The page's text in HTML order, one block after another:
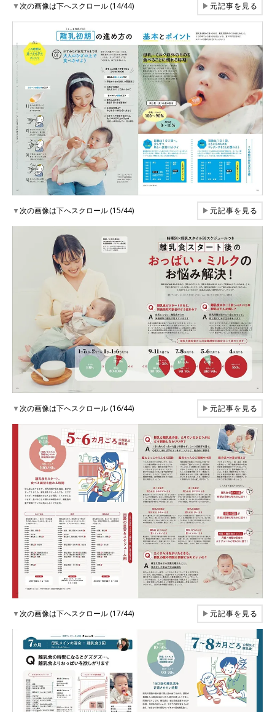
▼次の画像は下へスクロール (14/44) ▶元記事を見る
▼次の画像は下へスクロール (15/44) ▶元記事を見る
▼次の画像は下へスクロール (16/44) ▶元記事を見る
▼次の画像は下へスクロール (17/44) ▶元記事を見る